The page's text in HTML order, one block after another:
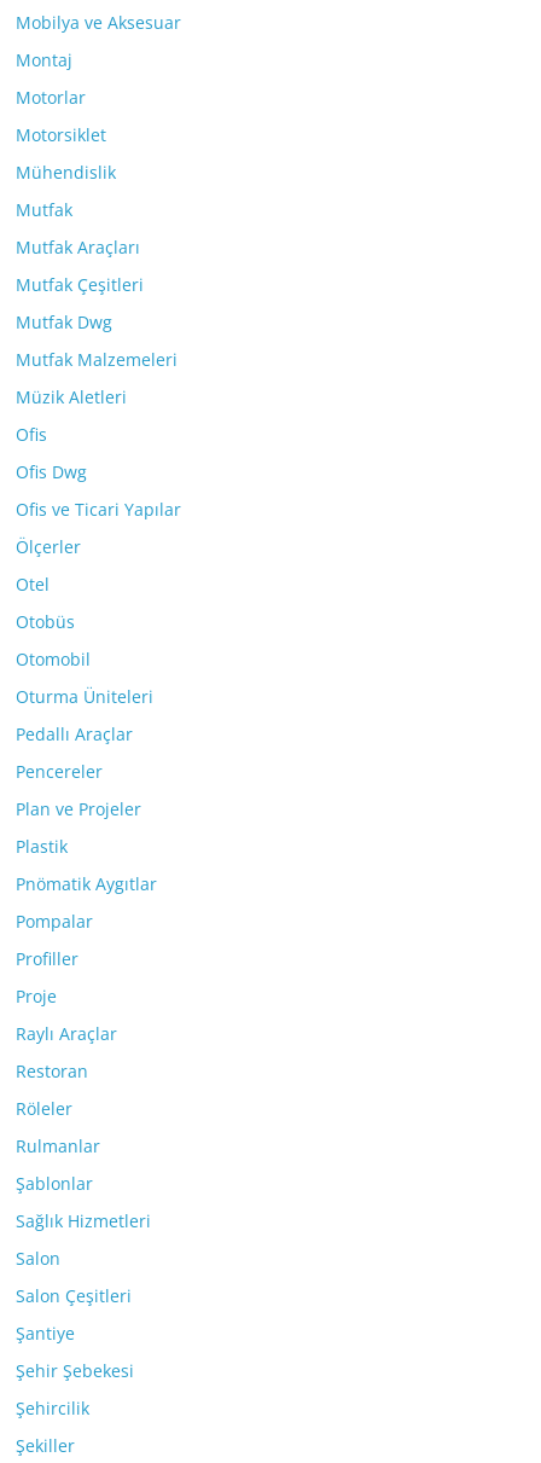
Mobilya ve Aksesuar
Montaj
Motorlar
Motorsiklet
Mühendislik
Mutfak
Mutfak Araçları
Mutfak Çeşitleri
Mutfak Dwg
Mutfak Malzemeleri
Müzik Aletleri
Ofis
Ofis Dwg
Ofis ve Ticari Yapılar
Ölçerler
Otel
Otobüs
Otomobil
Oturma Üniteleri
Pedallı Araçlar
Pencereler
Plan ve Projeler
Plastik
Pnömatik Aygıtlar
Pompalar
Profiller
Proje
Raylı Araçlar
Restoran
Röleler
Rulmanlar
Şablonlar
Sağlık Hizmetleri
Salon
Salon Çeşitleri
Şantiye
Şehir Şebekesi
Şehircilik
Şekiller